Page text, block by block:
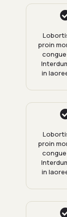
proin
in
proin
in